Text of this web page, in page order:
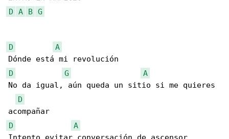
D
A B G
D
A
D
G
A
No da igual, aún queda un sitio si me quieres
D
D
A